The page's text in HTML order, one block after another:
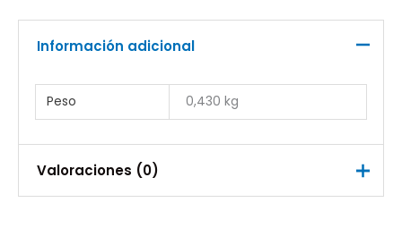
Información adicional
Peso 0,430 kg
Valoraciones (0)